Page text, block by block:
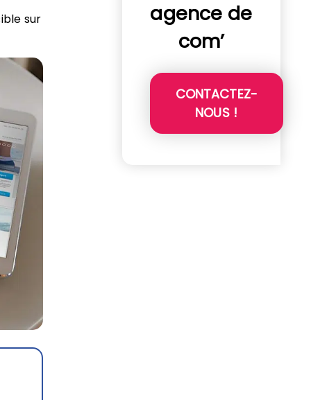
sur
agence de
com’
CONTACTEZ-
NOUS !